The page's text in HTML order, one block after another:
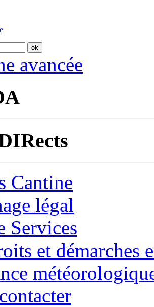
avancée
Cantine
légal
Services
et démarches